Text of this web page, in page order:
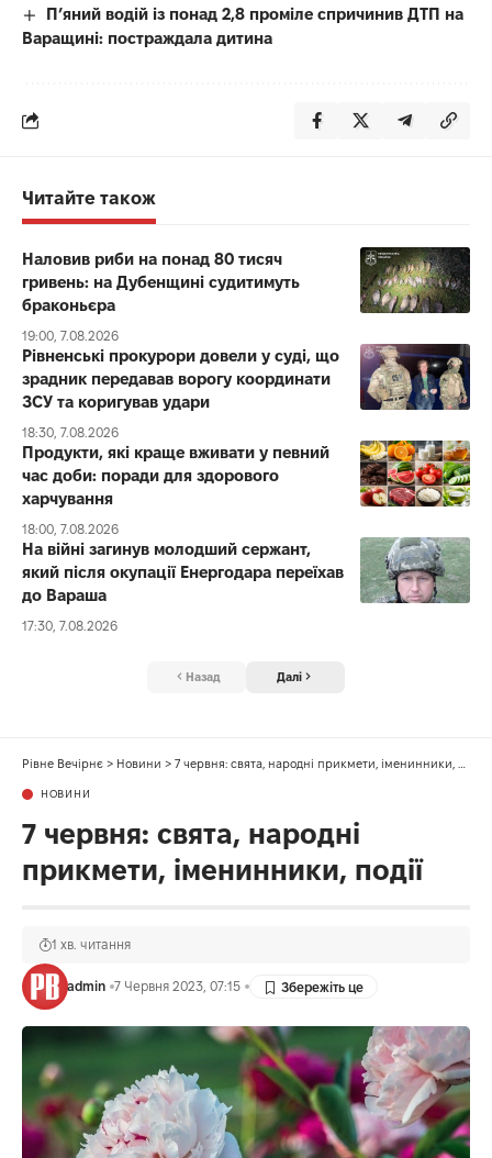
П’яний водій із понад 2,8 проміле спричинив ДТП на
Варащині: постраждала дитина
Читайте також
Наловив риби на понад 80 тисяч
гривень: на Дубенщині судитимуть
браконьєра
19:00, 7.08.2026
Рівненські прокурори довели у суді, що
зрадник передавав ворогу координати
ЗСУ та коригував удари
18:30, 7.08.2026
Продукти, які краще вживати у певний
час доби: поради для здорового
харчування
18:00, 7.08.2026
На війні загинув молодший сержант,
який після окупації Енергодара переїхав
до Вараша
17:30, 7.08.2026
Назад Далі
Рівне Вечірнє > Новини > 7 червня: свята, народні прикмети, іменинники, події
НОВИНИ
7 червня: свята, народні
прикмети, іменинники, події
admin 7 Червня 2023, 07:15
1 хв. читання